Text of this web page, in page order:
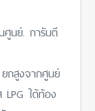
ศูนย์. การันตี
กสูงจากศูนย์
ใต้ท้อง